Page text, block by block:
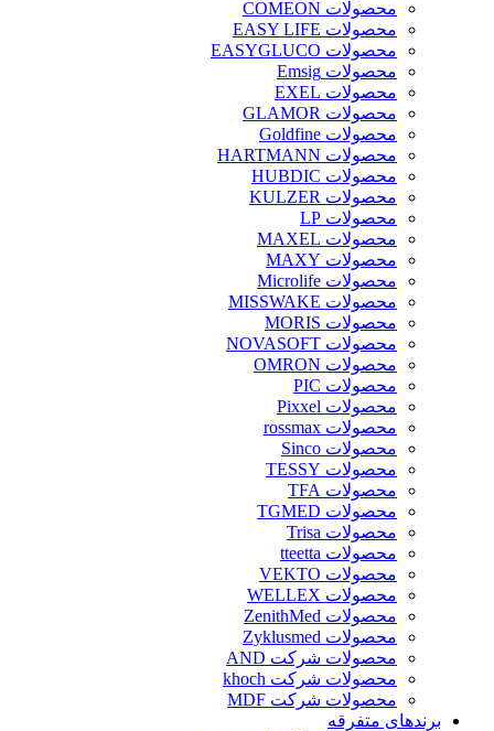
محصولات COMEON
محصولات EASY LIFE
محصولات EASYGLUCO
محصولات Emsig
محصولات EXEL
محصولات GLAMOR
محصولات Goldfine
محصولات HARTMANN
محصولات HUBDIC
محصولات KULZER
محصولات LP
محصولات MAXEL
محصولات MAXY
محصولات Microlife
محصولات MISSWAKE
محصولات MORIS
محصولات NOVASOFT
محصولات OMRON
محصولات PIC
محصولات Pixxel
محصولات rossmax
محصولات Sinco
محصولات TESSY
محصولات TFA
محصولات TGMED
محصولات Trisa
محصولات tteetta
محصولات VEKTO
محصولات WELLEX
محصولات ZenithMed
محصولات Zyklusmed
محصولات شرکت AND
محصولات شرکت khoch
محصولات شرکت MDF
برندهای متفرقه